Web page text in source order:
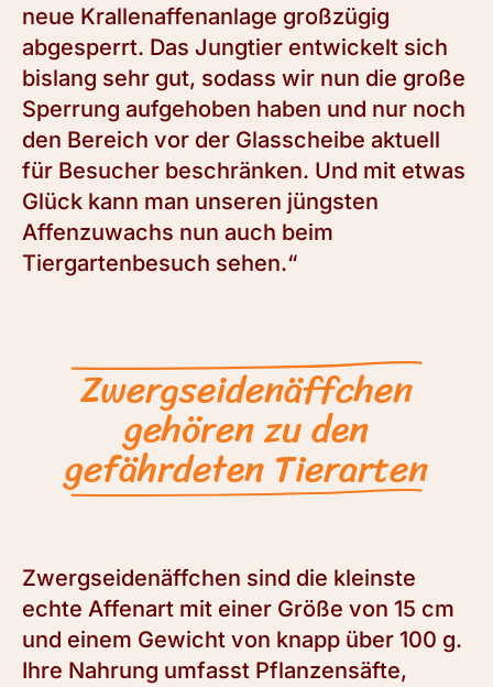
neue Krallenaffenanlage großzügig
abgesperrt. Das Jungtier entwickelt sich
bislang sehr gut, sodass wir nun die große
Sperrung aufgehoben haben und nur noch
den Bereich vor der Glasscheibe aktuell
für Besucher beschränken. Und mit etwas
Glück kann man unseren jüngsten
Affenzuwachs nun auch beim
Tiergartenbesuch sehen.“
Zwergseidenäffchen
gehören zu den
gefährdeten Tierarten
Zwergseidenäffchen sind die kleinste
echte Affenart mit einer Größe von 15 cm
und einem Gewicht von knapp über 100 g.
Ihre Nahrung umfasst Pflanzensäfte,